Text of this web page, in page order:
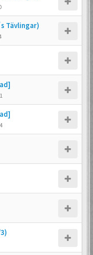
Tävlingar)